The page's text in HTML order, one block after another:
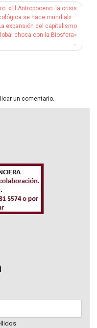
«El Antropoceno: la crisis
se hace mundial» –
expansión del capitalismo
choca con la Biosfera»
un comentario.